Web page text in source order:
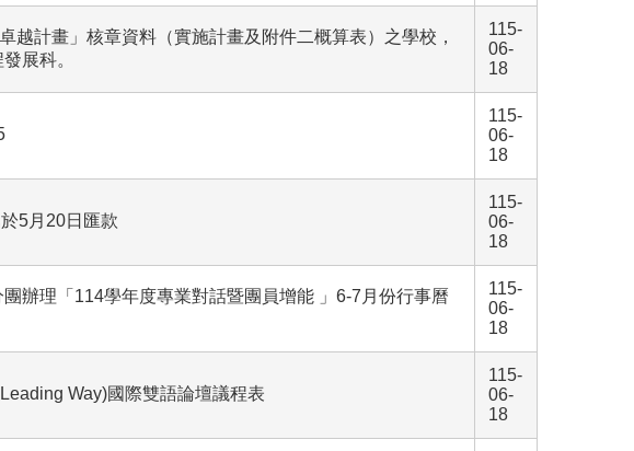
越計畫」核章資料（實施計畫及附件二概算表）之學校，
展科。
115-
06-
18
115-
06-
18
5月20日匯款
115-
06-
18
辦理「114學年度專業對話暨團員增能 」6-7月份行事曆
115-
06-
18
Way)國際雙語論壇議程表
115-
06-
18